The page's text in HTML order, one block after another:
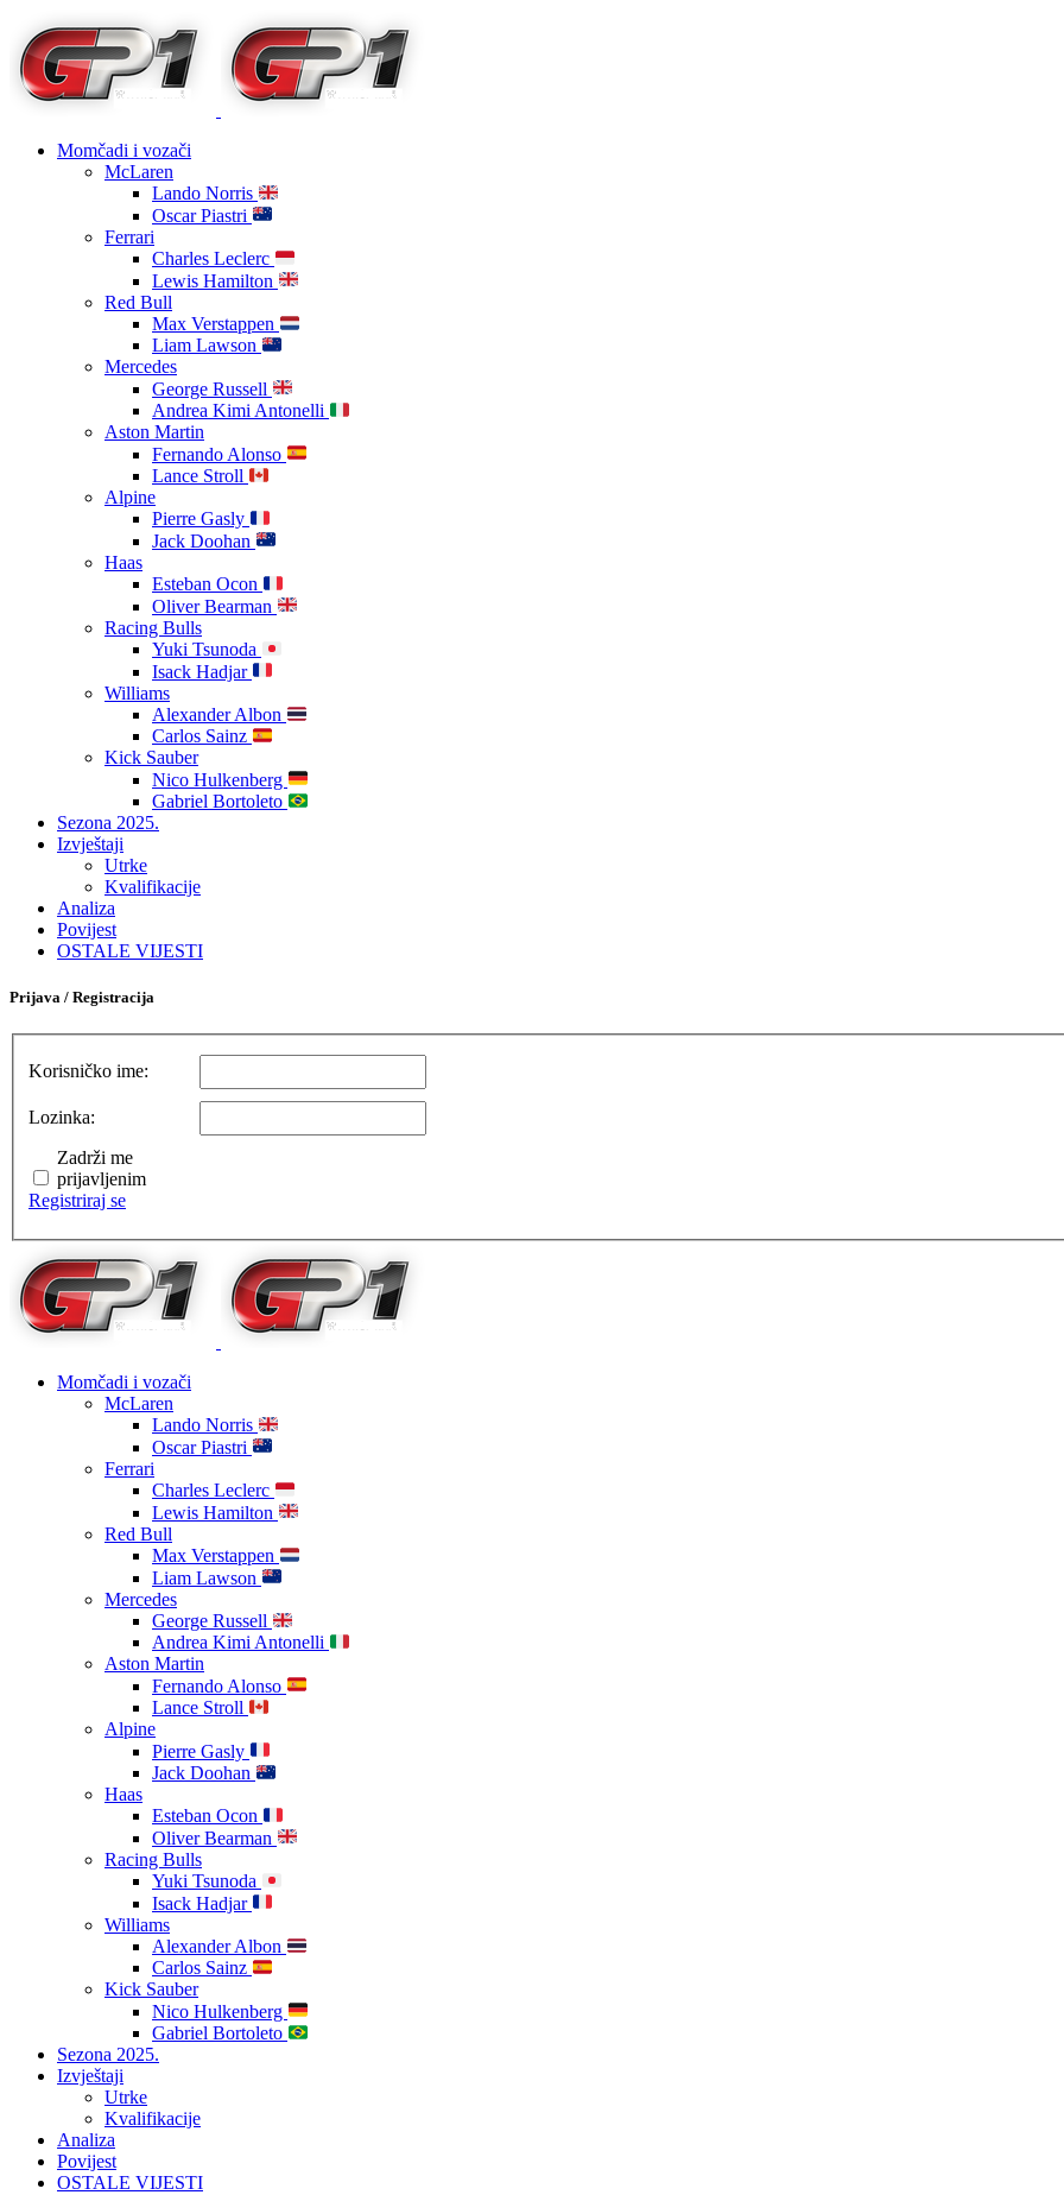
Momčadi i vozači
McLaren
Lando Norris
Oscar Piastri
Ferrari
Charles Leclerc
Lewis Hamilton
Red Bull
Max Verstappen
Liam Lawson
Mercedes
George Russell
Andrea Kimi Antonelli
Aston Martin
Fernando Alonso
Lance Stroll
Alpine
Pierre Gasly
Jack Doohan
Haas
Esteban Ocon
Oliver Bearman
Racing Bulls
Yuki Tsunoda
Isack Hadjar
Williams
Alexander Albon
Carlos Sainz
Kick Sauber
Nico Hulkenberg
Gabriel Bortoleto
Sezona 2025.
Izvještaji
Utrke
Kvalifikacije
Analiza
Povijest
OSTALE VIJESTI
Prijava / Registracija
Korisničko ime:
Lozinka:
Zadrži me
prijavljenim
Registriraj se
Momčadi i vozači
McLaren
Lando Norris
Oscar Piastri
Ferrari
Charles Leclerc
Lewis Hamilton
Red Bull
Max Verstappen
Liam Lawson
Mercedes
George Russell
Andrea Kimi Antonelli
Aston Martin
Fernando Alonso
Lance Stroll
Alpine
Pierre Gasly
Jack Doohan
Haas
Esteban Ocon
Oliver Bearman
Racing Bulls
Yuki Tsunoda
Isack Hadjar
Williams
Alexander Albon
Carlos Sainz
Kick Sauber
Nico Hulkenberg
Gabriel Bortoleto
Sezona 2025.
Izvještaji
Utrke
Kvalifikacije
Analiza
Povijest
OSTALE VIJESTI